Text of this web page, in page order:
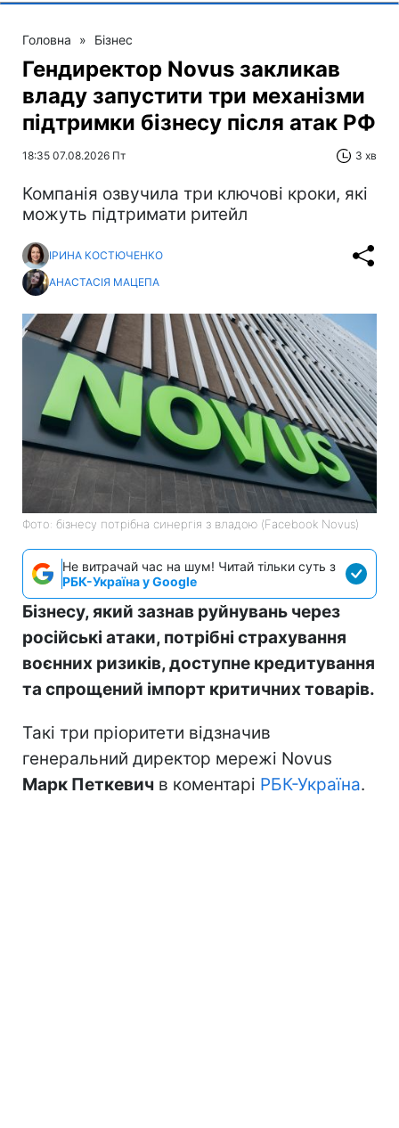
Головна » Бізнес
Гендиректор Novus закликав
владу запустити три механізми
підтримки бізнесу після атак РФ
18:35 07.08.2026 Пт 3 хв
Компанія озвучила три ключові кроки, які
можуть підтримати ритейл
ІРИНА КОСТЮЧЕНКО
АНАСТАСІЯ МАЦЕПА
Фото: бізнесу потрібна синергія з владою (Facebook Novus)
Не витрачай час на шум! Читай тільки суть з
РБК-Україна у Google
Бізнесу, який зазнав руйнувань через
російські атаки, потрібні страхування
воєнних ризиків, доступне кредитування
та спрощений імпорт критичних товарів.
Такі три пріоритети відзначив
генеральний директор мережі Novus
Марк Петкевич в коментарі РБК-Україна.